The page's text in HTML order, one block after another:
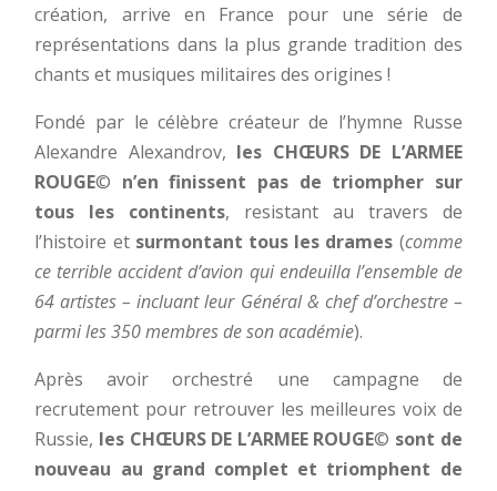
création, arrive en France pour une série de
représentations dans la plus grande tradition des
chants et musiques militaires des origines !
Fondé par le célèbre créateur de l’hymne Russe
Alexandre Alexandrov, les CHŒURS DE L’ARMEE
ROUGE© n’en finissent pas de triompher sur
tous les continents, resistant au travers de
l’histoire et surmontant tous les drames (comme
ce terrible accident d’avion qui endeuilla l’ensemble de
64 artistes – incluant leur Général & chef d’orchestre –
parmi les 350 membres de son académie).
Après avoir orchestré une campagne de
recrutement pour retrouver les meilleures voix de
Russie, les CHŒURS DE L’ARMEE ROUGE© sont de
nouveau au grand complet et triomphent de